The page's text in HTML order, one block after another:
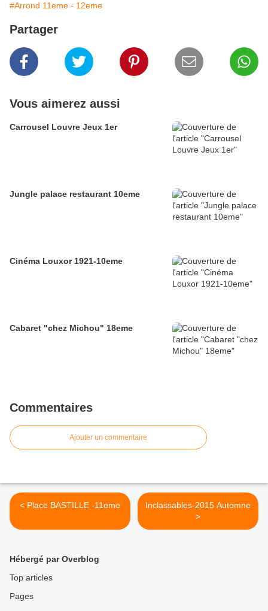
#Arrond 11eme - 12eme
Partager
Vous aimerez aussi
Carrousel Louvre Jeux 1er
Jungle palace restaurant 10eme
Cinéma Louxor 1921-10eme
Cabaret "chez Michou" 18eme
Commentaires
Ajouter un commentaire
< Place BASTILLE -11eme
Inclassables-2015 Automne
>
Hébergé par Overblog
Top articles
Pages